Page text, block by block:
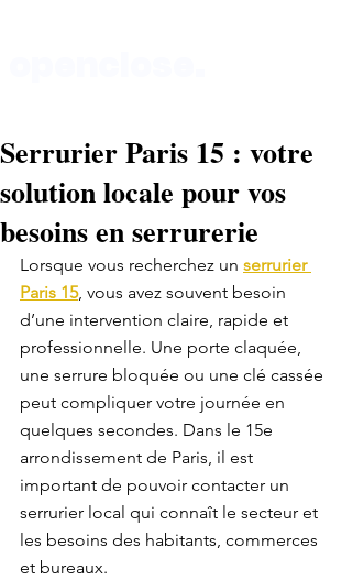
Boutique au 135 rue de Vaugirard 75015 Paris
Serrurier Paris 15 : votre
solution locale pour vos
besoins en serrurerie
Lorsque vous recherchez un serrurier
Paris 15, vous avez souvent besoin
d’une intervention claire, rapide et
professionnelle. Une porte claquée,
une serrure bloquée ou une clé cassée
peut compliquer votre journée en
quelques secondes. Dans le 15e
arrondissement de Paris, il est
important de pouvoir contacter un
serrurier local qui connaît le secteur et
les besoins des habitants, commerces
et bureaux.